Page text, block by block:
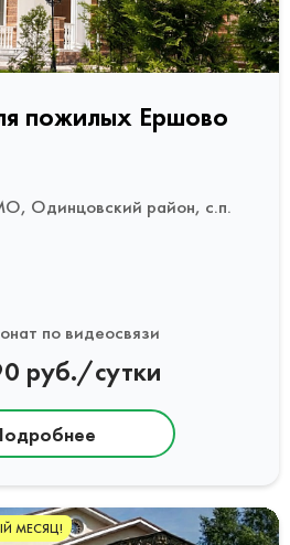
пожилых Ершово
Одинцовский район, с.п.
по видеосвязи
руб./сутки
МЕСЯЦ!